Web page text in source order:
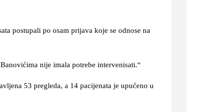
postupali po osam prijava koje se odnose na
nije imala potrebe intervenisati.“
53 pregleda, a 14 pacijenata je upućeno u